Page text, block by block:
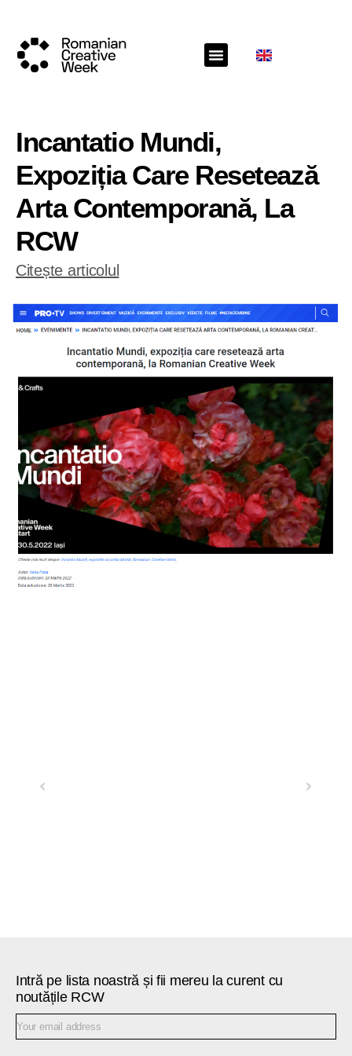
Incantatio Mundi,
Expoziția Care Resetează
Arta Contemporană, La
RCW
Citește articolul
Intră pe lista noastră și fii mereu la curent cu
noutățile RCW